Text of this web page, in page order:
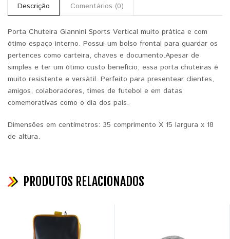
Descrição Comentários (0)
Porta Chuteira Giannini Sports Vertical muito prática e com
ótimo espaço interno. Possui um bolso frontal para guardar os
pertences como carteira, chaves e documento.Apesar de
simples e ter um ótimo custo benefício, essa porta chuteiras é
muito resistente e versátil. Perfeito para presentear clientes,
amigos, colaboradores, times de futebol e em datas
comemorativas como o dia dos pais.
Dimensões em centímetros: 35 comprimento X 15 largura x 18
de altura.
PRODUTOS RELACIONADOS